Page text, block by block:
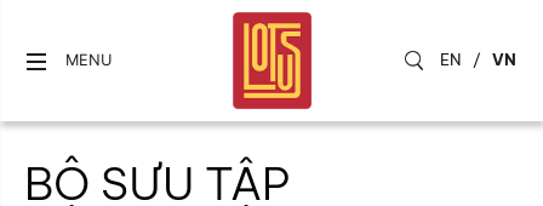
MENU EN / VN
BỘ SƯU TẬP